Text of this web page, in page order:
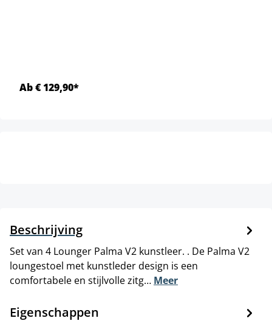
Ab € 129,90*
Beschrijving
Set van 4 Lounger Palma V2 kunstleer. . De Palma V2
loungestoel met kunstleder design is een
comfortabele en stijlvolle zitg… Meer
Eigenschappen